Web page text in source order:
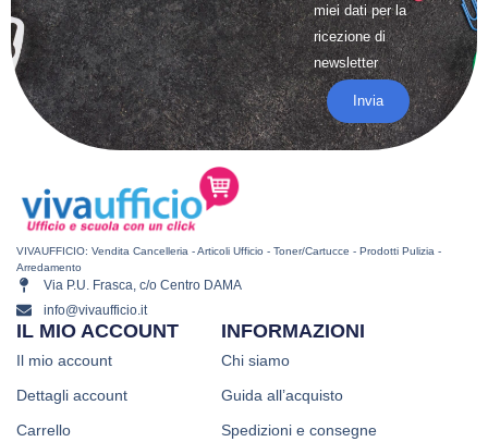
miei dati per la
ricezione di
newsletter
Invia
VIVAUFFICIO: Vendita Cancelleria - Articoli Ufficio - Toner/Cartucce - Prodotti Pulizia -
Arredamento
Via P.U. Frasca, c/o Centro DAMA
info@vivaufficio.it
INFORMAZIONI
Chi siamo
Guida all’acquisto
Spedizioni e consegne
IL MIO ACCOUNT
Il mio account
Dettagli account
Carrello